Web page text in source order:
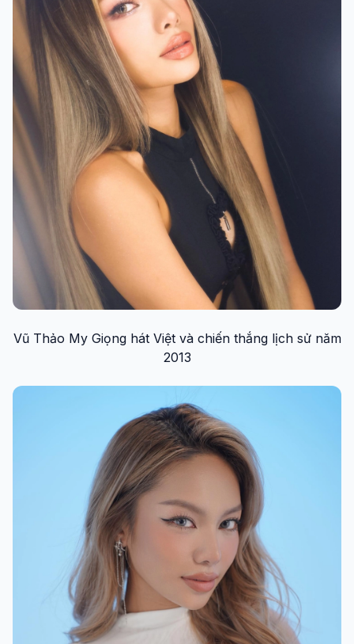
Vũ Thảo My Giọng hát Việt và chiến thắng lịch sử năm
2013